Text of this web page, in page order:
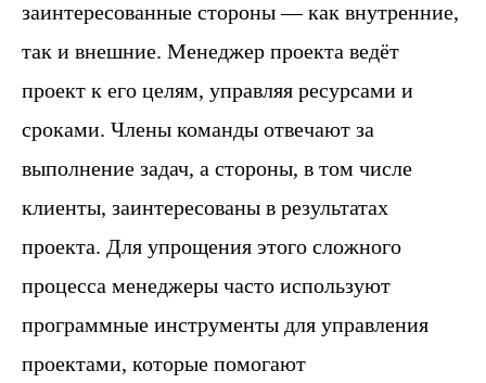
заинтересованные стороны — как внутренние,
так и внешние. Менеджер проекта ведёт
проект к его целям, управляя ресурсами и
сроками. Члены команды отвечают за
выполнение задач, а стороны, в том числе
клиенты, заинтересованы в результатах
проекта. Для упрощения этого сложного
процесса менеджеры часто используют
программные инструменты для управления
проектами, которые помогают